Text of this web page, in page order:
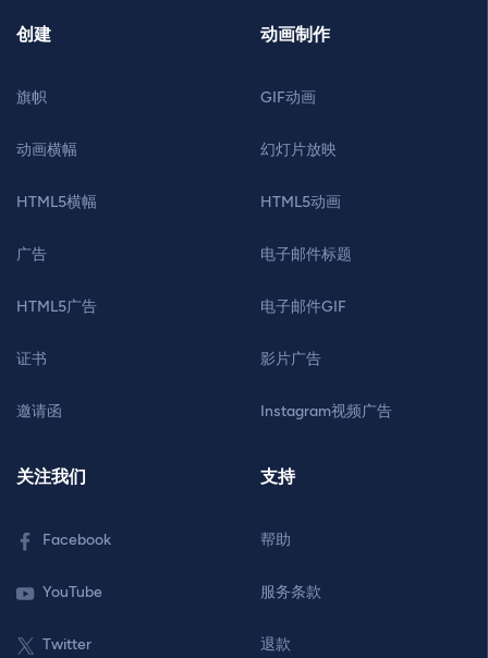
创建
旗帜
动画横幅
HTML5横幅
广告
HTML5广告
证书
邀请函
动画制作
GIF动画
幻灯片放映
HTML5动画
电子邮件标题
电子邮件GIF
影片广告
Instagram视频广告
关注我们
Facebook
YouTube
Twitter
支持
帮助
服务条款
退款